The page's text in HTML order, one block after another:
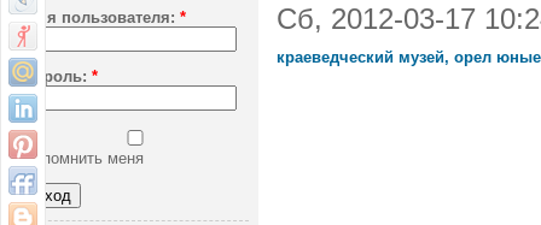
Имя пользователя: *
Пароль: *
Запомнить меня
Сб, 2012-03-17
краеведческий музей, орел юные